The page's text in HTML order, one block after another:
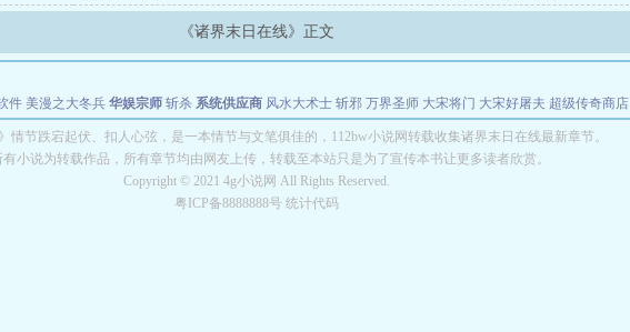
《诸界末日在线》正文
件 美漫之大冬兵 华娱宗师 斩杀 系统供应商 风水大术士 斩邪 万界圣师 大宋将门 大宋好屠夫 超级传奇商店
巨星 绝对交易 全职武神 位面复制大师 华娱特效大亨 原始大厨王 怪物聊天群 某美漫的特工 我夺舍了魔皇
长别打脸
情节跌宕起伏、扣人心弦，是一本情节与文笔俱佳的，112bw小说网转载收集诸界末日在线最新章节。
小说为转载作品，所有章节均由网友上传，转载至本站只是为了宣传本书让更多读者欣赏。
Copyright © 2021 4g小说网 All Rights Reserved.
粤ICP备8888888号 统计代码